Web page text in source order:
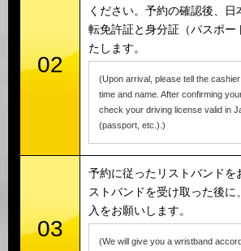
02
ください。予約の確認後、日
転免許証と身分証（パスポー
たします。
(Upon arrival, please tell the
time and name. After confirming
check your driving license valid in
(passport, etc.).)
03
予約に従ったリストバンドを
ストバンドを受け取った後に
入をお願いします。
(We will give you a wristband